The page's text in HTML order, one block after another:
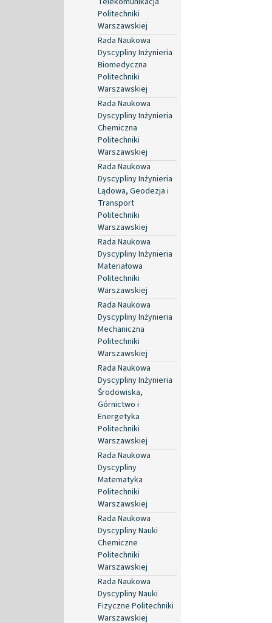
Politechniki
Warszawskiej
Rada Naukowa
Dyscypliny Inżynieria
Biomedyczna
Politechniki
Warszawskiej
Rada Naukowa
Dyscypliny Inżynieria
Chemiczna
Politechniki
Warszawskiej
Rada Naukowa
Dyscypliny Inżynieria
Lądowa, Geodezja i
Transport
Politechniki
Warszawskiej
Rada Naukowa
Dyscypliny Inżynieria
Materiałowa
Politechniki
Warszawskiej
Rada Naukowa
Dyscypliny Inżynieria
Mechaniczna
Politechniki
Warszawskiej
Rada Naukowa
Dyscypliny Inżynieria
Środowiska,
Górnictwo i
Energetyka
Politechniki
Warszawskiej
Rada Naukowa
Dyscypliny
Matematyka
Politechniki
Warszawskiej
Rada Naukowa
Dyscypliny Nauki
Chemiczne
Politechniki
Warszawskiej
Rada Naukowa
Dyscypliny Nauki
Fizyczne Politechniki
Warszawskiej